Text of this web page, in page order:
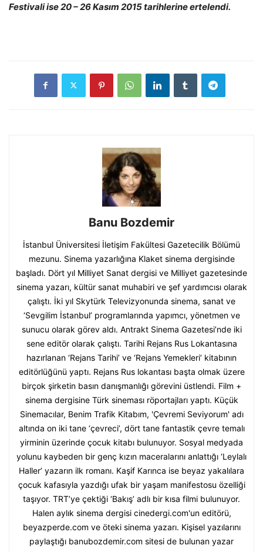
Festivali ise 20 – 26 Kasım 2015 tarihlerine ertelendi.
Banu Bozdemir
İstanbul Üniversitesi İletişim Fakültesi Gazetecilik Bölümü
mezunu. Sinema yazarlığına Klaket sinema dergisinde
başladı. Dört yıl Milliyet Sanat dergisi ve Milliyet gazetesinde
sinema yazarı, kültür sanat muhabiri ve şef yardımcısı olarak
çalıştı. İki yıl Skytürk Televizyonunda sinema, sanat ve
‘Sevgilim İstanbul’ programlarında yapımcı, yönetmen ve
sunucu olarak görev aldı. Antrakt Sinema Gazetesi’nde iki
sene editör olarak çalıştı. Tarihi Rejans Rus Lokantasına
hazırlanan ‘Rejans Tarihi’ ve ‘Rejans Yemekleri’ kitabının
editörlüğünü yaptı. Rejans Rus lokantası başta olmak üzere
birçok şirketin basın danışmanlığı görevini üstlendi. Film +
sinema dergisine Türk sineması röportajları yaptı. Küçük
Sinemacılar, Benim Trafik Kitabım, 'Çevremi Seviyorum' adı
altında on iki tane ‘çevreci’, dört tane fantastik çevre temalı
yirminin üzerinde çocuk kitabı bulunuyor. Sosyal medyada
yolunu kaybeden bir genç kızın maceralarını anlattığı ‘Leylalı
Haller’ yazarın ilk romanı. Kaşif Karınca ise beyaz yakalılara
çocuk kafasıyla yazdığı ufak bir yaşam manifestosu özelliği
taşıyor. TRT’ye çektiği ‘Bakış’ adlı bir kısa filmi bulunuyor.
Halen aylık sinema dergisi cinedergi.com'un editörü,
beyazperde.com ve öteki sinema yazarı. Kişisel yazılarını
paylaştığı banubozdemir.com sitesi de bulunan yazar